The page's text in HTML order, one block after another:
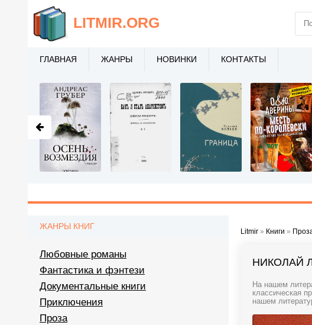
Litmir » Книги »
НИКОЛАЙ
На нашем
классическая
нашем
ЖАНРЫ КНИГ
Любовные романы
Фантастика и фэнтези
Документальные книги
Приключения
Проза
LITMIR.ORG
ГЛАВНАЯ ЖАНРЫ НОВИНКИ КОНТАКТЫ